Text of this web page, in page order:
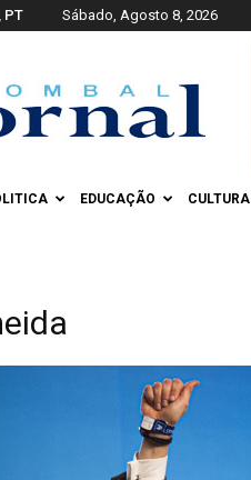
PT Sábado, Agosto 8, 2026
EDUCAÇÃO CULTURA